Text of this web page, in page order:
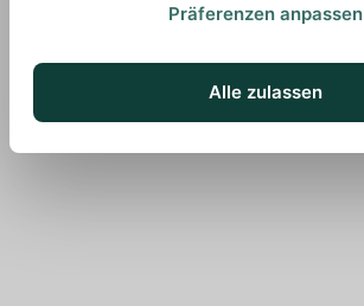
Präferenzen anpassen
Alle zulassen